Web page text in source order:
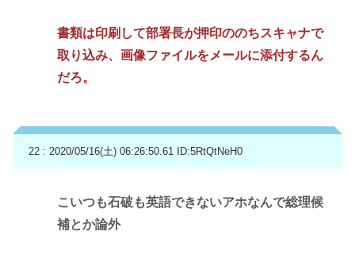
書類は印刷して部署長が押印ののちスキャナで
取り込み、画像ファイルをメールに添付するん
だろ。
22 : 2020/05/16(土) 06:26:50.61 ID:5RtQtNeH0
こいつも石破も英語できないアホなんで総理候
補とか論外